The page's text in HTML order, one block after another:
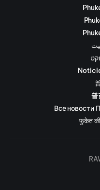
普
Все новости
फुकेत की